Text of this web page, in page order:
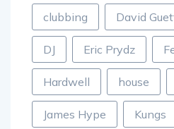
clubbing David
DJ Eric Prydz
Hardwell house
James Hype Kungs